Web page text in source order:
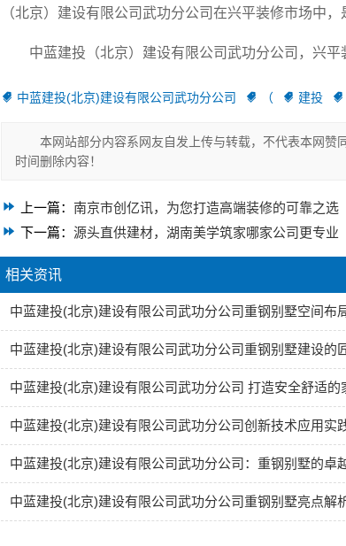
（北京）建设有限公司武功分公司在兴平装修市场中，
中蓝建投（北京）建设有限公司武功分公司，兴
中蓝建投(北京)建设有限公司武功分公司 （ 建投
本网站部分内容系网友自发上传与转载，不代表本网
时间删除内容！
上一篇： 南京市创亿讯，为您打造高端装修的可靠之选
下一篇： 源头直供建材，湖南美学筑家哪家公司更专业
相关资讯
中蓝建投(北京)建设有限公司武功分公司重钢别墅空间布
中蓝建投(北京)建设有限公司武功分公司重钢别墅建设的
中蓝建投(北京)建设有限公司武功分公司 打造安全舒适的
中蓝建投(北京)建设有限公司武功分公司创新技术应用实
中蓝建投(北京)建设有限公司武功分公司：重钢别墅的卓
中蓝建投(北京)建设有限公司武功分公司重钢别墅亮点解